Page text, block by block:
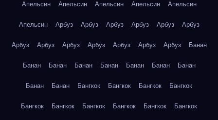
Апельсин Апельсин Апельсин Апельсин Апельсин
Апельсин Арбуз Арбуз Арбуз Арбуз Арбуз Арбуз
Арбуз Арбуз Арбуз Арбуз Арбуз Арбуз Арбуз Банан
Банан Банан Банан Банан Банан Банан Банан
Банан Банан Бангкок Бангкок Бангкок Бангкок
Бангкок Бангкок Бангкок Бангкок Бангкок Бангкок